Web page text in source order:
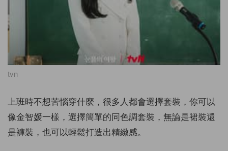
tvn
上班時不想苦惱穿什麼，很多人都會選擇套裝，你可以
像金智媛一樣，選擇簡單的同色調套裝，無論是裙裝還
是褲裝，也可以輕鬆打造出精緻感。